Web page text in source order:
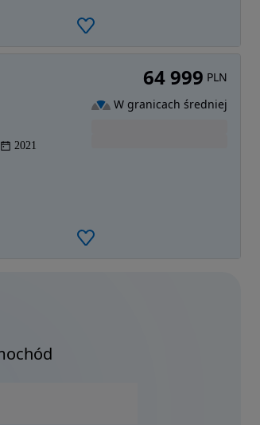
2021
64 999 PLN
W granicach średniej